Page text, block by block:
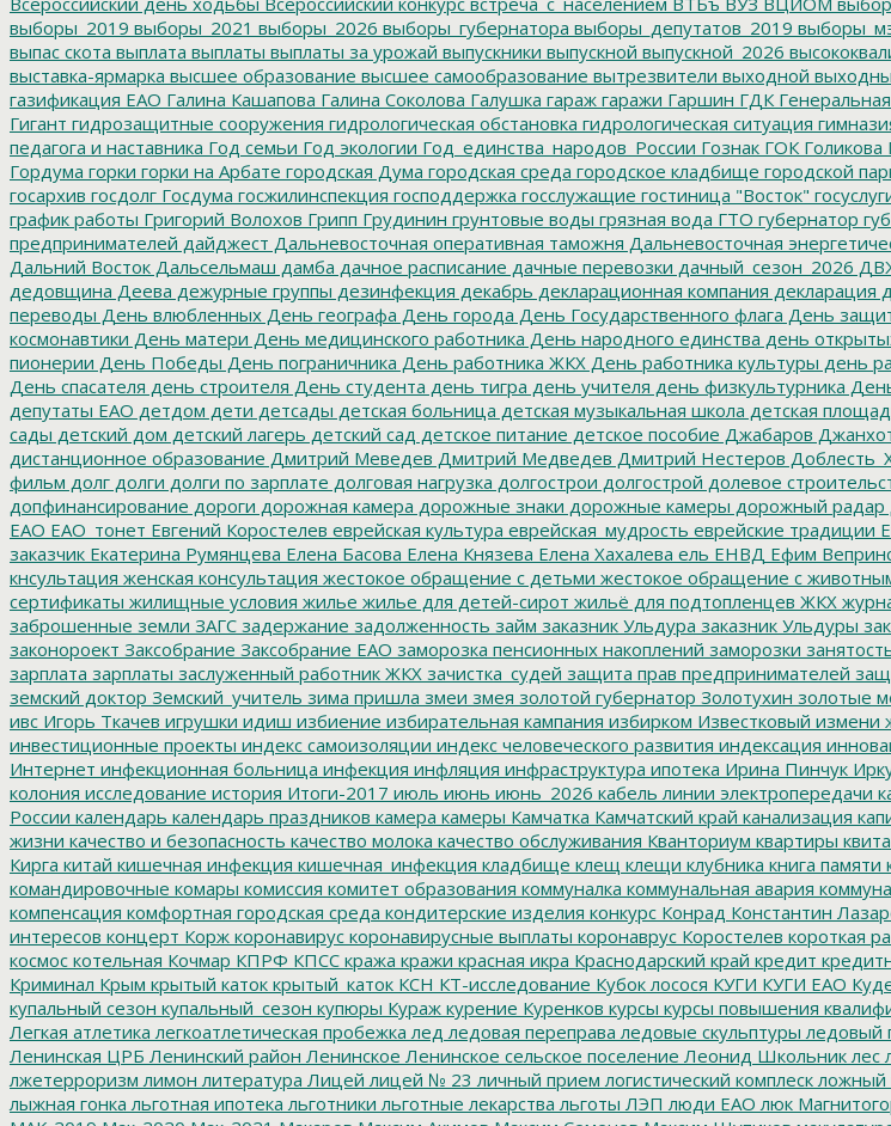
выборы_2019 выборы_2021 выборы_2026 выборы_губернатора выборы_депутатов_2019
выпас скота выплата выплаты выплаты за урожай выпускники выпускной выпускной_2026
выставка-ярмарка высшее образование высшее самообразование вытрезвители выходной
газификация ЕАО Галина Кашапова Галина Соколова Галушка гараж гаражи Гаршин ГДК
Гигант гидрозащитные сооружения гидрологическая обстановка гидрологическая ситуация
педагога и наставника Год семьи Год экологии Год_единства_народов_России Гознак ГОКГоликова
Гордума горки горки на Арбате городская Дума городская среда городское кладбище городской
госархив госдолг Госдума госжилинспекция господдержка госслужащие гостиница "Восток"
график работы Григорий Волохов Грипп Грудинин грунтовые воды грязная вода ГТО губернатор
предпринимателей дайджест Дальневосточная оперативная таможня Дальневосточная
Дальний Восток Дальсельмаш дамба дачное расписание дачные перевозки дачный_сезон_2026
дедовщина Деева дежурные группы дезинфекция декабрь декларационная компания декларация
переводы День влюбленных День географа День города День Государственного флага День
космонавтики День матери День медицинского работника День народного единства день
пионерии День Победы День пограничника День работника ЖКХ День работника культуры день
День спасателя день строителя День студента день тигра день учителя день физкультурника
депутаты ЕАО детдом дети детсады детская больница детская музыкальная школа детская
сады детский дом детский лагерь детский сад детское питание детское пособие Джабаров
дистанционное образование Дмитрий Меведев Дмитрий Медведев Дмитрий Нестеров
фильм долг долги долги по зарплате долговая нагрузка долгострои долгострой долевое
допфинансирование дороги дорожная камера дорожные знаки дорожные камеры дорожный радар
ЕАО ЕАО_тонет Евгений Коростелев еврейская культура еврейская_мудрость еврейские традиции
заказчик Екатерина Румянцева Елена Басова Елена Князева Елена Хахалева ель ЕНВД Ефим
кнсультация женская консультация жестокое обращение с детьми жестокое обращение с
сертификаты жилищные условия жилье жилье для детей-сирот жильё для подтопленцев ЖКХ
заброшенные земли ЗАГС задержание задолженность займ заказник Ульдура заказник Ульдуры
законороект Заксобрание Заксобрание ЕАО заморозка пенсионных накоплений заморозки
зарплата зарплаты заслуженный работник ЖКХ зачистка_судей защита прав предпринимателей
земский доктор Земский_учитель зима пришла змеи змея золотой губернатор Золотухин золотые
ивс Игорь Ткачев игрушки идиш избиение избирательная кампания избирком Известковый измени
инвестиционные проекты индекс самоизоляции индекс человеческого развития индексация
Интернет инфекционная больница инфекция инфляция инфраструктура ипотека Ирина Пинчук
колония исследование история Итоги-2017 июль июнь июнь_2026 кабель линии электропередачи
России календарь календарь праздников камера камеры Камчатка Камчатский край канализация
жизни качество и безопасность качество молока качество обслуживания Кванториум квартиры
Кирга китай кишечная инфекция кишечная_инфекция кладбище клещ клещи клубника книга памяти
командировочные комары комиссия комитет образования коммуналка коммунальная авария
компенсация комфортная городская среда кондитерские изделия конкурс Конрад Константин
интересов концерт Корж коронавирус коронавирусные выплаты коронаврус Коростелев короткая
космос котельная Кочмар КПРФ КПСС кража кражи красная икра Краснодарский край кредит
Криминал Крым крытый каток крытый_каток КСН КТ-исследование Кубок лосося КУГИ КУГИ ЕАО
купальный сезон купальный_сезон купюры Кураж курение Куренков курсы курсы повышения
Легкая атлетика легкоатлетическая пробежка лед ледовая переправа ледовые скульптуры ледовый
Ленинская ЦРБ Ленинский район Ленинское Ленинское сельское поселение Леонид Школьниклес
лжетерроризм лимон литература Лицей лицей № 23 личный прием логистический комплескложный
лыжная гонка льготная ипотека льготники льготные лекарства льготы ЛЭП люди ЕАО люк